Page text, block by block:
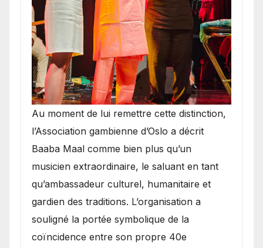
​Au moment de lui remettre cette distinction,
l’Association gambienne d’Oslo a décrit
Baaba Maal comme bien plus qu’un
musicien extraordinaire, le saluant en tant
qu’ambassadeur culturel, humanitaire et
gardien des traditions. L’organisation a
souligné la portée symbolique de la
coïncidence entre son propre 40e